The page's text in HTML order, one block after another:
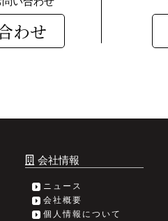
わせ
会社情報
ニュース
会社概要
個人情報について